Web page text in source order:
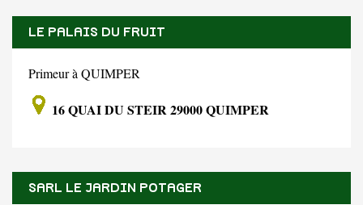
LE PALAIS DU FRUIT
Primeur à QUIMPER
16 QUAI DU STEIR 29000 QUIMPER
SARL LE JARDIN POTAGER